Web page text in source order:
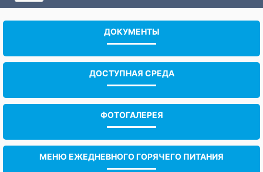
ДОКУМЕНТЫ
ДОСТУПНАЯ СРЕДА
ФОТОГАЛЕРЕЯ
МЕНЮ ЕЖЕДНЕВНОГО ГОРЯЧЕГО ПИТАНИЯ